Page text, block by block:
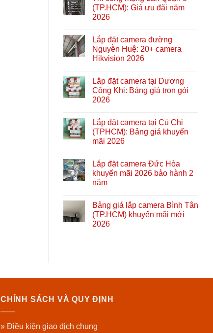
(TP.HCM): Giá ưu đãi năm
2026
Lắp đặt camera đường
Nguyễn Huệ: 20+ camera
Hikvision 2026
Lắp đặt camera tại Dương
Công Khi: Bảng giá trọn gói
2026
Lắp đặt camera tại Củ Chi
(TPHCM): Bảng giá khuyến
mãi 2026
Lắp đặt camera Đức Hòa
khuyến mãi 2026 bảo hành 2
năm
Bảng giá lắp camera Bình Tân
(TP.HCM) khuyến mãi mới
2026
CHÍNH SÁCH VÀ QUY ĐỊNH
» Điều kiện giao dịch chung